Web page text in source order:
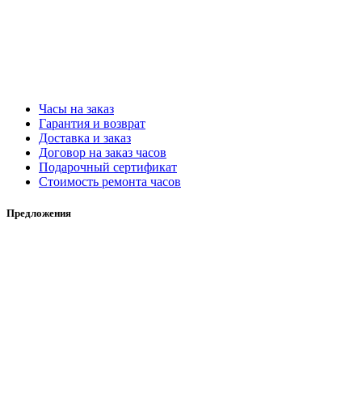
Часы на заказ
Гарантия и возврат
Доставка и заказ
Договор на заказ часов
Подарочный сертификат
Стоимость ремонта часов
Предложения